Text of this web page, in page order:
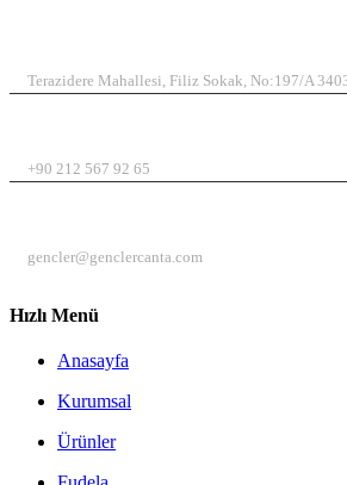
Terazidere Mahallesi, Filiz Sokak, No:197/A
+90 212 567 92 65
gencler@genclercanta.com
Hızlı Menü
Anasayfa
Kurumsal
Ürünler